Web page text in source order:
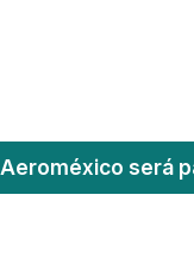
Aeroméxico será